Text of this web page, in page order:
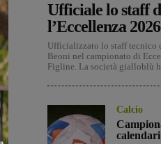
Ufficiale lo staff
l’Eccellenza
Ufficializzato lo staff tecnico
Beoni nel campionato di
Figline. La società gialloblù
Calcio
calendari